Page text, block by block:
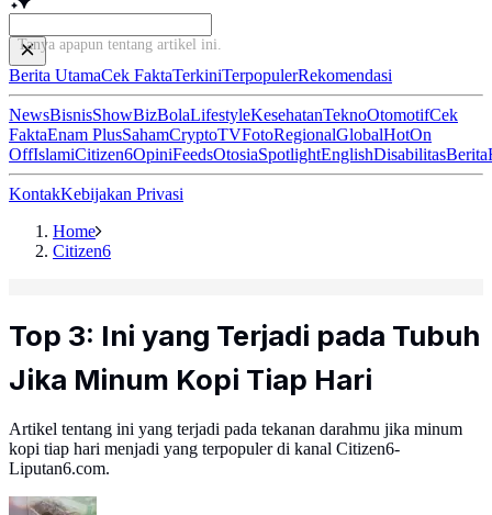
Tanya apapun tentang a
Berita UtamaCek FaktaTerkiniTerpopulerRekomendasi
NewsBisnisShowBizBolaLifestyleKesehatanTeknoOtomotifCek
FaktaEnam PlusSahamCryptoTVFotoRegionalGlobalHotOn
OffIslamiCitizen6OpiniFeedsOtosiaSpotlightEnglishDisabilitasBerita
KontakKebijakan Privasi
Home
Citizen6
Top 3: Ini yang Terjadi pada Tubuh
Jika Minum Kopi Tiap Hari
Artikel tentang ini yang terjadi pada tekanan darahmu jika minum
kopi tiap hari menjadi yang terpopuler di kanal Citizen6-
Liputan6.com.